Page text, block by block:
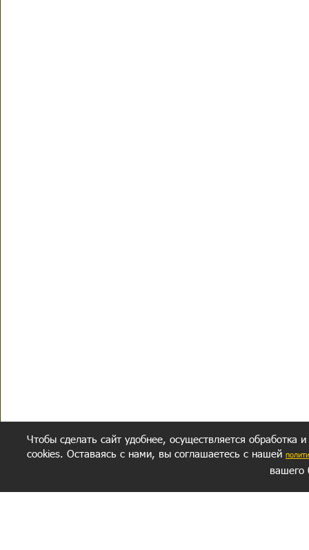
Чтобы сделать сайт удобнее, осуществляется обработка
cookies. Оставаясь с нами, вы соглашаетесь с нашей
вашего